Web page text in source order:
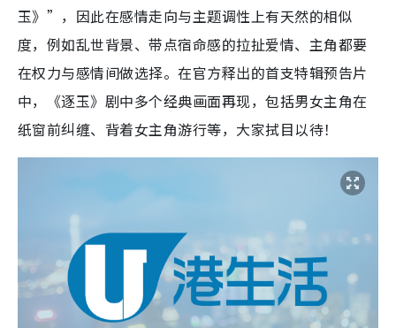
玉》”，因此在感情走向与主题调性上有天然的相似
度，例如乱世背景、带点宿命感的拉扯爱情、主角都要
在权力与感情间做选择。在官方释出的首支特辑预告片
中，《逐玉》剧中多个经典画面再现，包括男女主角在
纸窗前纠缠、背着女主角游行等，大家拭目以待！